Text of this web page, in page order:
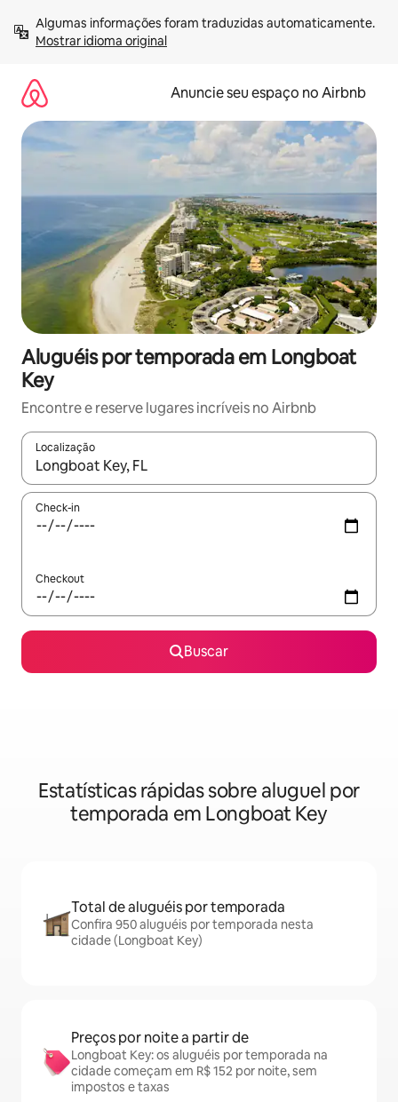
para
Mostrar idioma original
Anuncie seu espaço no Airbnb
Aluguéis por temporada em Longboat
Key
Encontre e reserve lugares incríveis no Airbnb
Localização
Quando os resultados estiverem disponíveis, explore-os
Check-in
Checkout
Buscar
Estatísticas rápidas sobre aluguel por
temporada em Longboat Key
Total de aluguéis por temporada
Confira 950 aluguéis por temporada nesta
cidade (Longboat Key)
Preços por noite a partir de
Longboat Key: os aluguéis por temporada na
cidade começam em R$ 152 por noite, sem
impostos e taxas